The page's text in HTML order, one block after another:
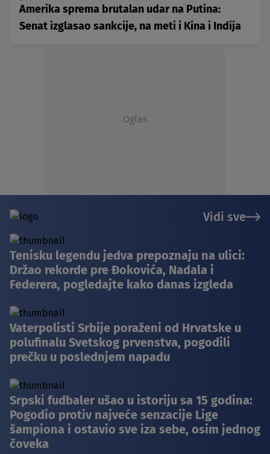
Amerika sprema brutalan udar na Putina:
Senat izglasao sankcije, na meti i Kina i Indija
Oglas
Vidi sve
Tenisku legendu jedva prepoznaju na ulici:
Držao rekorde pre Đokovića, Nadala i
Federera, pogledajte kako danas izgleda
Vaterpolisti Srbije poraženi od Hrvatske u
polufinalu Svetskog prvenstva, pogodili
prečku u poslednjem napadu
Srpski fudbaler ušao u istoriju sa 15 godina:
Pogodio protiv najveće senzacije Lige
šampiona i ostavio sve iza sebe, osim jednog
čoveka